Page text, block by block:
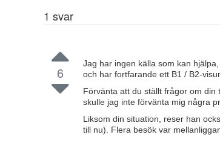
1 svar
6
Jag har ingen källa som kan
och har fortfarande ett B1 / B2-
Förvänta att du ställt frågor om
skulle jag inte förvänta mig några
Liksom din situation, reser han
till nu). Flera besök var